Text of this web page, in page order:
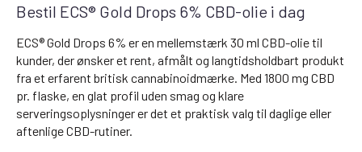
Bestil ECS® Gold Drops 6% CBD-olie i dag
ECS® Gold Drops 6% er en mellemstærk 30 ml CBD-olie til
kunder, der ønsker et rent, afmålt og langtidsholdbart produkt
fra et erfarent britisk cannabinoidmærke. Med 1800 mg CBD
pr. flaske, en glat profil uden smag og klare
serveringsoplysninger er det et praktisk valg til daglige eller
aftenlige CBD-rutiner.